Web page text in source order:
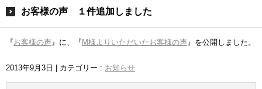
お客様の声 １件追加しました
『お客様の声』に、『 M様よりいただいたお客様の声』を公開しました。
2013年9月3日 カテゴリー : お知らせ